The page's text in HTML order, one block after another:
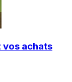
vos achats